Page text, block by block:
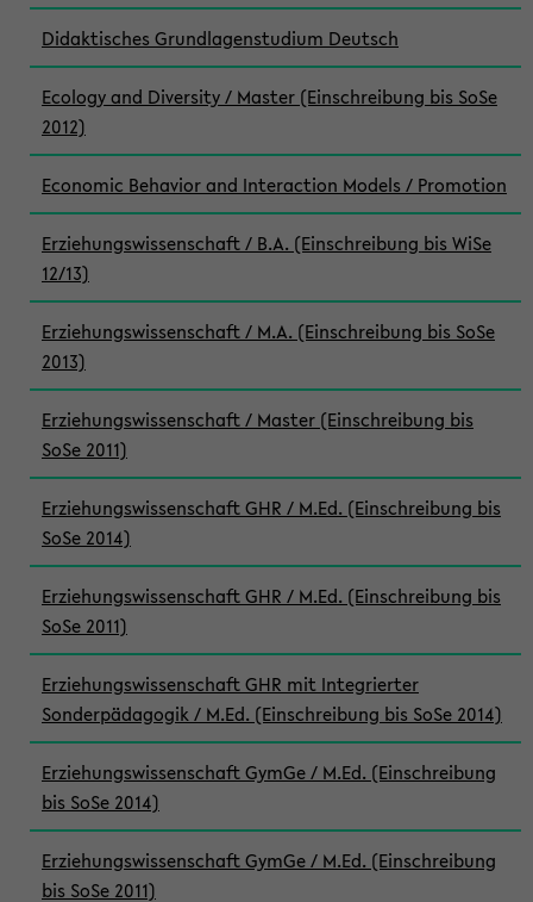
Didaktisches Grundlagenstudium Deutsch
Ecology and Diversity / Master (Einschreibung bis SoSe
2012)
Economic Behavior and Interaction Models / Promotion
Erziehungswissenschaft / B.A. (Einschreibung bis WiSe
12/13)
Erziehungswissenschaft / M.A. (Einschreibung bis SoSe
2013)
Erziehungswissenschaft / Master (Einschreibung bis
SoSe 2011)
Erziehungswissenschaft GHR / M.Ed. (Einschreibung bis
SoSe 2014)
Erziehungswissenschaft GHR / M.Ed. (Einschreibung bis
SoSe 2011)
Erziehungswissenschaft GHR mit Integrierter
Sonderpädagogik / M.Ed. (Einschreibung bis SoSe 2014)
Erziehungswissenschaft GymGe / M.Ed. (Einschreibung
bis SoSe 2014)
Erziehungswissenschaft GymGe / M.Ed. (Einschreibung
bis SoSe 2011)